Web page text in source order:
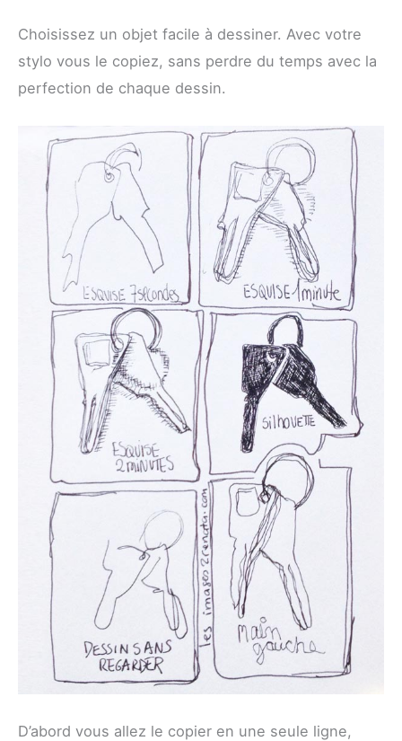
Choisissez un objet facile à dessiner. Avec votre
stylo vous le copiez, sans perdre du temps avec la
perfection de chaque dessin.
D’abord vous allez le copier en une seule ligne,